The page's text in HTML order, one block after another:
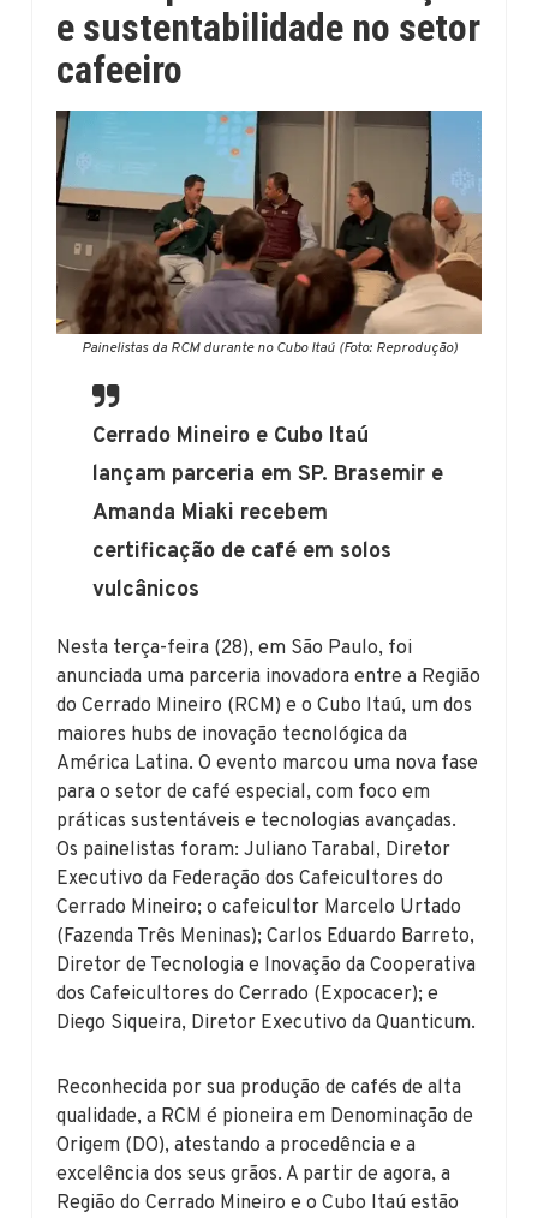
e sustentabilidade no setor
cafeeiro
Painelistas da RCM durante no Cubo Itaú (Foto: Reprodução)
Cerrado Mineiro e Cubo Itaú
lançam parceria em SP. Brasemir e
Amanda Miaki recebem
certificação de café em solos
vulcânicos
Nesta terça-feira (28), em São Paulo, foi
anunciada uma parceria inovadora entre a Região
do Cerrado Mineiro (RCM) e o Cubo Itaú, um dos
maiores hubs de inovação tecnológica da
América Latina. O evento marcou uma nova fase
para o setor de café especial, com foco em
práticas sustentáveis e tecnologias avançadas.
Os painelistas foram: Juliano Tarabal, Diretor
Executivo da Federação dos Cafeicultores do
Cerrado Mineiro; o cafeicultor Marcelo Urtado
(Fazenda Três Meninas); Carlos Eduardo Barreto,
Diretor de Tecnologia e Inovação da Cooperativa
dos Cafeicultores do Cerrado (Expocacer); e
Diego Siqueira, Diretor Executivo da Quanticum.
Reconhecida por sua produção de cafés de alta
qualidade, a RCM é pioneira em Denominação de
Origem (DO), atestando a procedência e a
excelência dos seus grãos. A partir de agora, a
Região do Cerrado Mineiro e o Cubo Itaú estão